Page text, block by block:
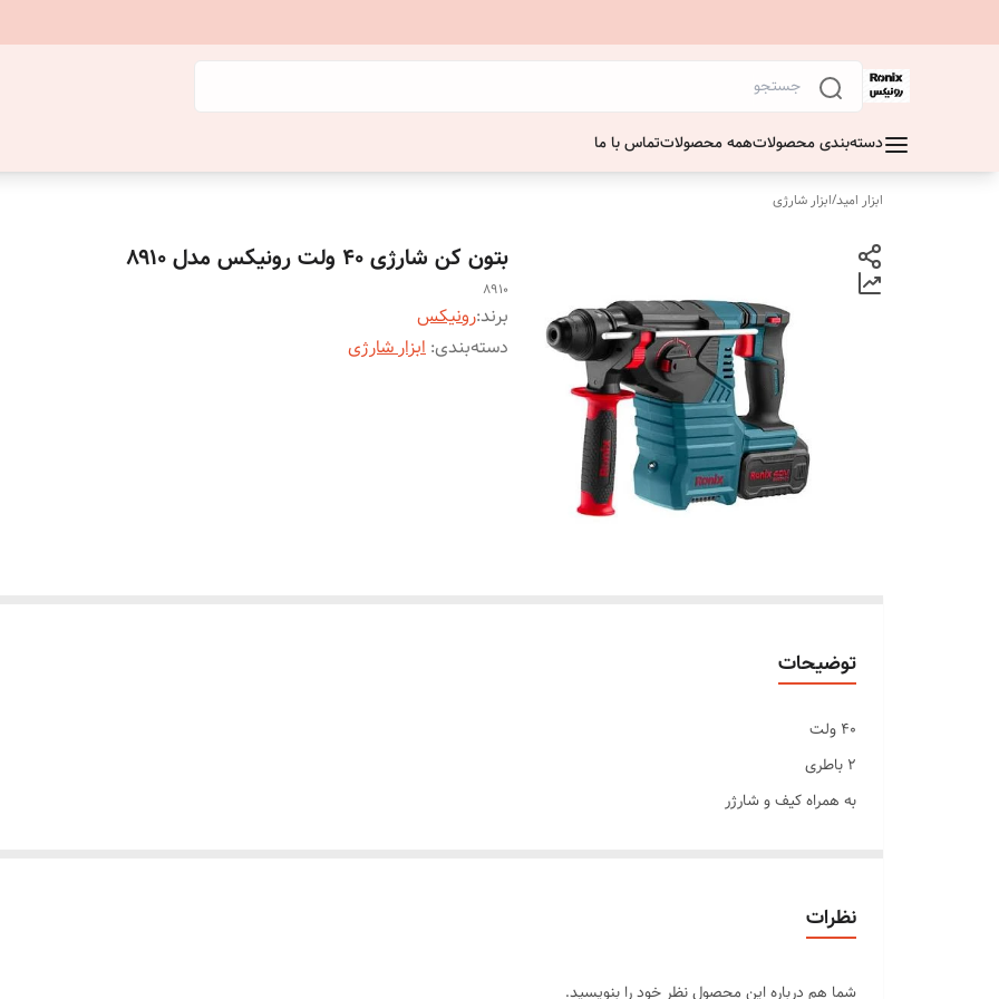
دسته‌بندی محصولاتهمه محصولاتتماس با ما
ابزار امید/ابزار شارژی
بتون کن شارژی ۴۰ ولت رونیکس مدل ۸۹۱۰
8910
برند:رونیکس
دسته‌بندی: ابزار شارژی
توضیحات
۴۰ ولت
۲ باطری
به همراه کیف و شارژر
نظرات
شما هم درباره این محصول نظر خود را بنویسید.